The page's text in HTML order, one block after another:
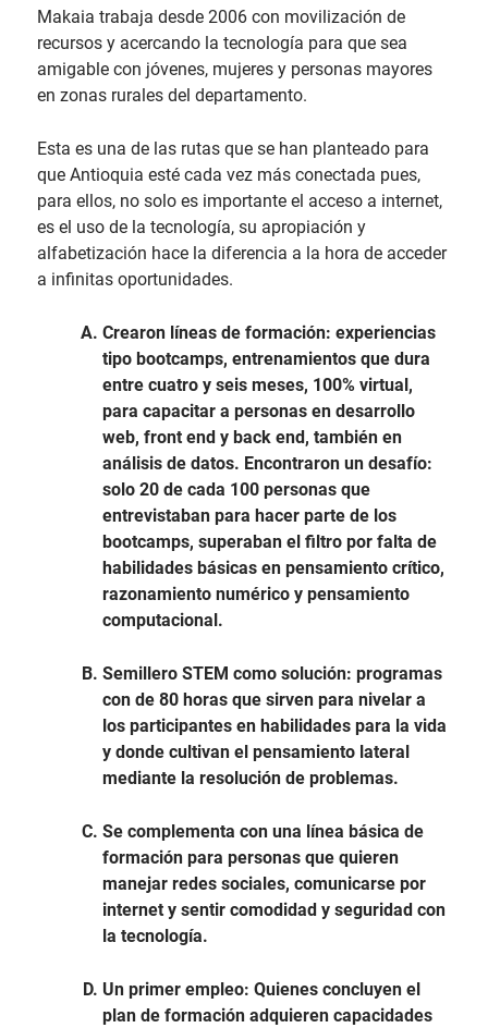
Makaia trabaja desde 2006 con movilización de
recursos y acercando la tecnología para que sea
amigable con jóvenes, mujeres y personas mayores
en zonas rurales del departamento.
Esta es una de las rutas que se han planteado para
que Antioquia esté cada vez más conectada pues,
para ellos, no solo es importante el acceso a internet,
es el uso de la tecnología, su apropiación y
alfabetización hace la diferencia a la hora de acceder
a infinitas oportunidades.
Crearon líneas de formación: experiencias
tipo bootcamps, entrenamientos que dura
entre cuatro y seis meses, 100% virtual,
para capacitar a personas en desarrollo
web, front end y back end, también en
análisis de datos. Encontraron un desafío:
solo 20 de cada 100 personas que
entrevistaban para hacer parte de los
bootcamps, superaban el filtro por falta de
habilidades básicas en pensamiento crítico,
razonamiento numérico y pensamiento
computacional.
Semillero STEM como solución: programas
con de 80 horas que sirven para nivelar a
los participantes en habilidades para la vida
y donde cultivan el pensamiento lateral
mediante la resolución de problemas.
Se complementa con una línea básica de
formación para personas que quieren
manejar redes sociales, comunicarse por
internet y sentir comodidad y seguridad con
la tecnología.
Un primer empleo: Quienes concluyen el
plan de formación adquieren capacidades